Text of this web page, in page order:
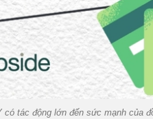
tác động lớn đến sức mạnh của